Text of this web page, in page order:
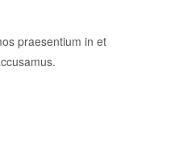
praesentium in et